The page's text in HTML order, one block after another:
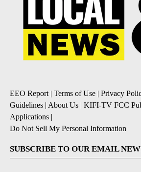
EEO Report| Terms of Use | Privacy
Guidelines | About Us | KIFI-TV FCC
Applications |
Do Not Sell My Personal Information
SUBSCRIBE TO OUR EMAIL